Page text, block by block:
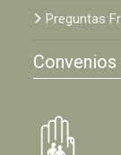
Preguntas
Convenios